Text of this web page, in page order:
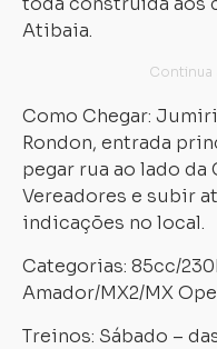
Atibaia.
Como Chegar:
Rondon, entrada
pegar rua ao lado da
Vereadores e subir
indicações no local.
Categorias: 85cc/
Amador/MX2/MX
Treinos: Sábado –